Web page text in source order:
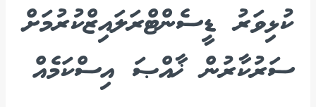
ކުޅިވަރު ޑީސެންޓްރަލައިޒްކުރުމަށް
ސަރުކާރުން ޚާއްޞަ އިސްކަމެއް